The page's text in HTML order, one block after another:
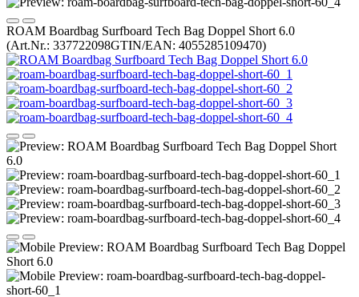
ROAM Boardbag Surfboard Tech Bag Doppel Short 6.0
(Art.Nr.: 337722098GTIN/EAN: 4055285109470)